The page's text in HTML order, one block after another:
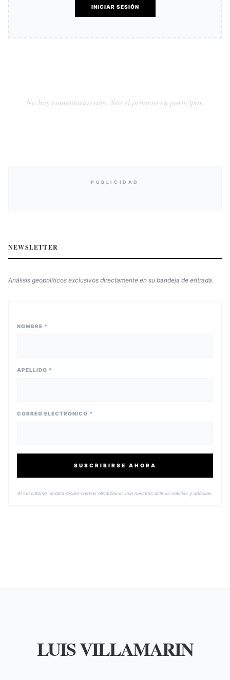
INICIAR SESIÓN
No hay comentarios aún. Sea el primero en participar.
PUBLICIDAD
NEWSLETTER
Análisis geopolíticos exclusivos directamente en su bandeja de entrada.
NOMBRE *
APELLIDO *
CORREO ELECTRÓNICO *
SUSCRIBIRSE AHORA
Al suscribirse, acepta recibir correos electrónicos con nuestras últimas noticias y artículos.
LUIS VILLAMARIN